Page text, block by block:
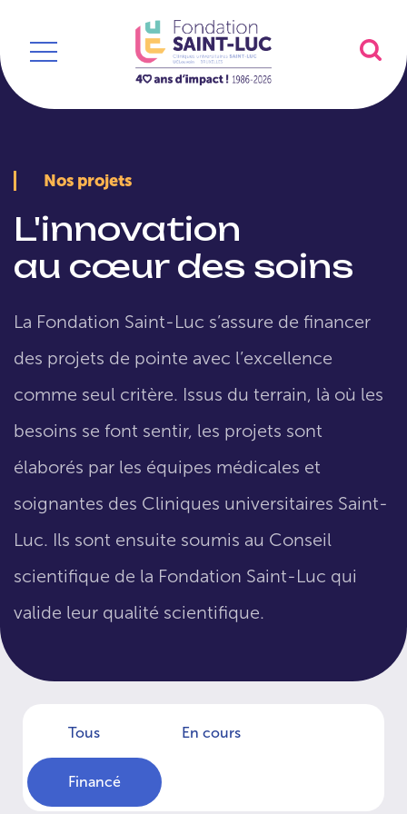
Nos projets
L'innovation
au cœur des soins
La Fondation Saint-Luc s’assure de financer
des projets de pointe avec l’excellence
comme seul critère. Issus du terrain, là où les
besoins se font sentir, les projets sont
élaborés par les équipes médicales et
soignantes des Cliniques universitaires Saint-
Luc. Ils sont ensuite soumis au Conseil
scientifique de la Fondation Saint-Luc qui
valide leur qualité scientifique.
Tous En cours
Financé